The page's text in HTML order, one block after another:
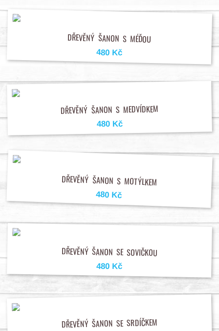
DŘEVĚNÝ ŠANON S MÉĎOU
480 Kč
DŘEVĚNÝ ŠANON S MEDVÍDKEM
480 Kč
DŘEVĚNÝ ŠANON S MOTÝLKEM
480 Kč
DŘEVĚNÝ ŠANON SE SOVIČKOU
480 Kč
DŘEVĚNÝ ŠANON SE SRDÍČKEM